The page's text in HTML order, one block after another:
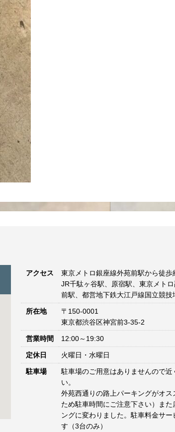
アクセス
東京メトロ銀座線外苑前駅から徒歩
JR千駄ヶ谷駅、原宿駅、東京メト
前駅、都営地下鉄大江戸線国立競
所在地
〒150-0001
東京都渋谷区神宮前3-35-2
営業時間 12:00～19:30
定休日 火曜日・水曜日
駐車場
駐車場のご用意はありませんので
い。
外苑西通りの路上パーキングがオ
ため駐車時間にご注意下さい）ま
ングに変わりました。駐車料金サ
す（3台のみ）